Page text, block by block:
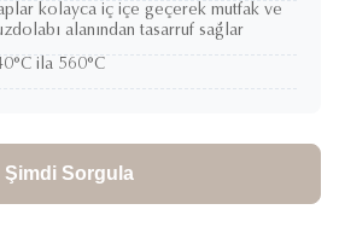
kolayca iç içe geçerek mutfak ve
alanından tasarruf sağlar
ila 560°C
Şimdi Sorgula